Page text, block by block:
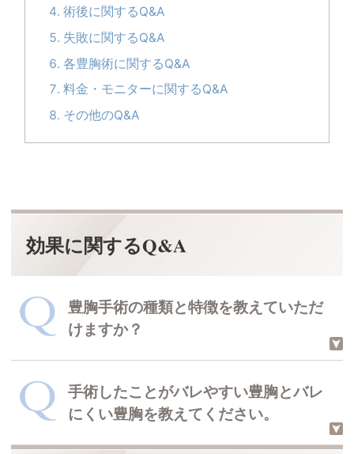
術後に関するQ&A
失敗に関するQ&A
各豊胸術に関するQ&A
料金・モニターに関するQ&A
その他のQ&A
効果に関するQ&A
豊胸手術の種類と特徴を教えていただ
けますか？
大きくは、シリコンバッグ豊胸・ヒア
ルロン酸豊胸・脂肪注入豊胸の３種類
です。
手術したことがバレやすい豊胸とバレ
にくい豊胸を教えてください。